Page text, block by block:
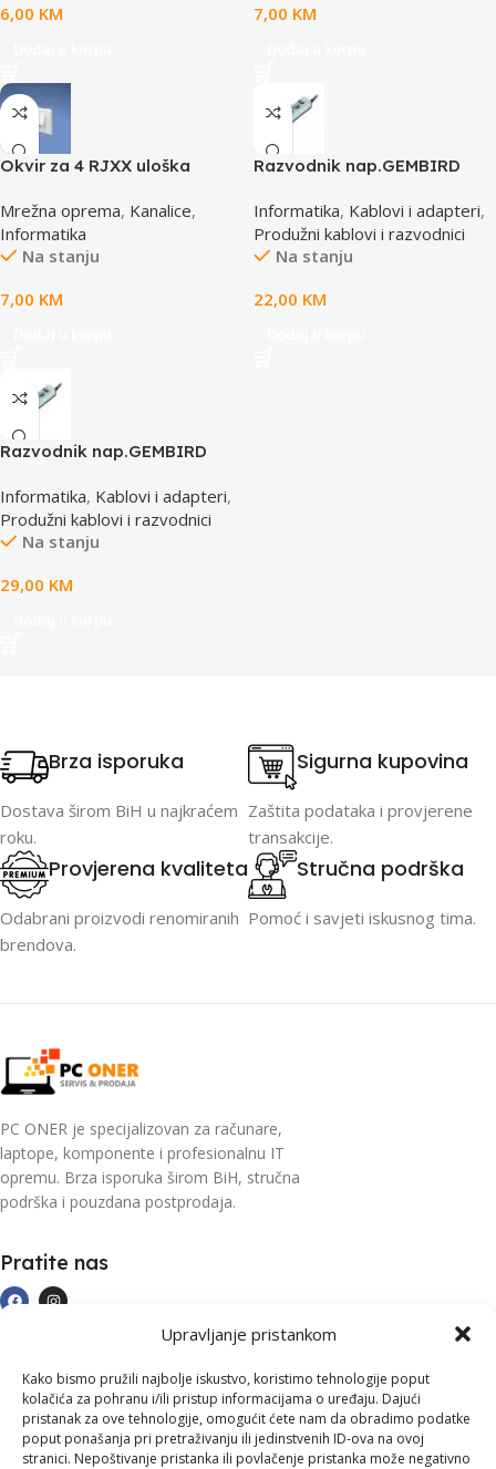
Upravljanje pristankom
Kako bismo pružili najbolje iskustvo, koristimo tehnologije poput
kolačića za pohranu i/ili pristup informacijama o uređaju. Dajući
pristanak za ove tehnologije, omogućit ćete nam da obradimo podatke
poput ponašanja pri pretraživanju ili jedinstvenih ID-ova na ovoj
stranici. Nepoštivanje pristanka ili povlačenje pristanka može negativno
6,00 KM
7,00 KM
Okvir za 4 RJXX uloška
Mrežna oprema, Kanalice,
Informatika
Na stanju
7,00 KM
Razvodnik nap.GEMBIRD
prekidač, 1,8M, osigurač,
prenaponska zaštita
Informatika, Kablovi i adapteri,
Produžni kablovi i razvodnici
Na stanju
22,00 KM
Razvodnik nap.GEMBIRD
prekidac, 4,5m, osigurač,
prenaponska zaštita
Informatika, Kablovi i adapteri,
Produžni kablovi i razvodnici
Na stanju
29,00 KM
Brza isporuka
Dostava širom BiH u najkraćem
roku.
Sigurna kupovina
Zaštita podataka i provjerene
transakcije.
Provjerena kvaliteta
Odabrani proizvodi renomiranih
brendova.
Stručna podrška
Pomoć i savjeti iskusnog tima.
PC ONER je specijalizovan za računare,
laptope, komponente i profesionalnu IT
opremu. Brza isporuka širom BiH, stručna
podrška i pouzdana postprodaja.
Pratite nas
Moj račun
Kontakt informacije
Branilaca Bosne, 75 300 Lukavac